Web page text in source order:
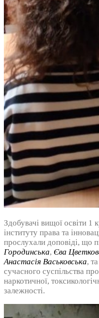
Здобувачі вищої освіти 1
інституту права та
прослухали доповіді, що
Городинська, Єва
Анастасія Васьковська,
сучасного суспільства
наркотичної,
залежності.